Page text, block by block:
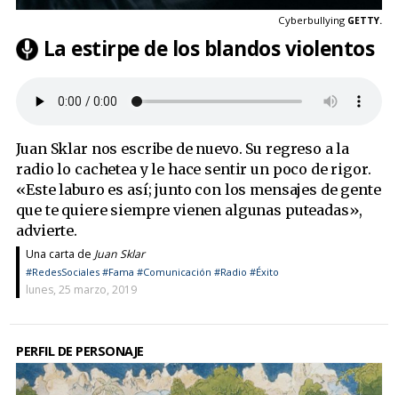
Cyberbullying GETTY.
La estirpe de los blandos violentos
Juan Sklar nos escribe de nuevo. Su regreso a la
radio lo cachetea y le hace sentir un poco de rigor.
«Este laburo es así; junto con los mensajes de gente
que te quiere siempre vienen algunas puteadas»,
advierte.
Una carta de Juan Sklar
#RedesSociales #Fama #Comunicación #Radio #Éxito
lunes, 25 marzo, 2019
PERFIL DE PERSONAJE